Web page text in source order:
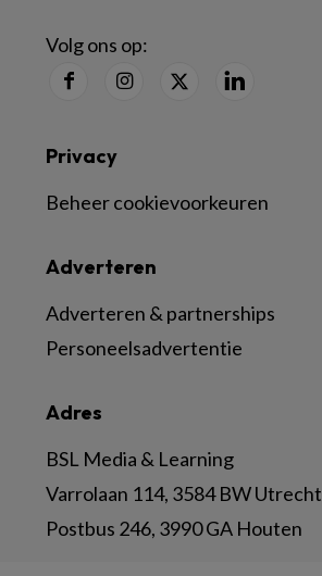
Volg ons op:
Adres
BSL Media & Learning
Varrolaan 114, 3584 BW Utrecht
Postbus 246, 3990 GA Houten
Adverteren
Adverteren & partnerships
Personeelsadvertentie
Privacy
Beheer cookievoorkeuren